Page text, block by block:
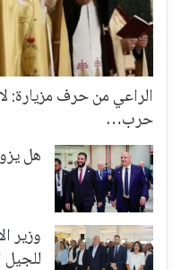
الراعي من حرف مزيارة:
حرب…
هل
وزير
للجيل